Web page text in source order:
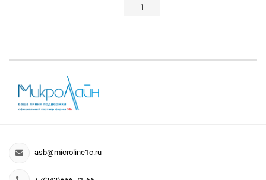
1
asb@microline1c.ru